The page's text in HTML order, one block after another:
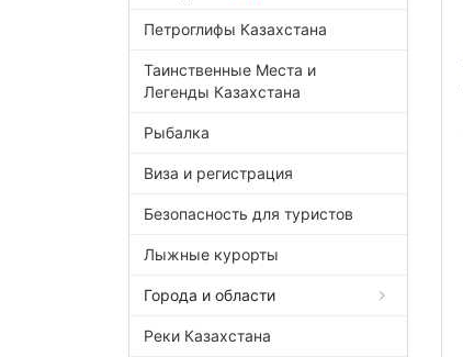
Петроглифы Казахстана
Таинственные Места и
Легенды Казахстана
Рыбалка
Виза и регистрация
Безопасность для туристов
Лыжные курорты
Города и области
Реки Казахстана